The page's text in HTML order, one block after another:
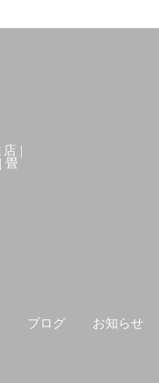
ブログ
お知らせ